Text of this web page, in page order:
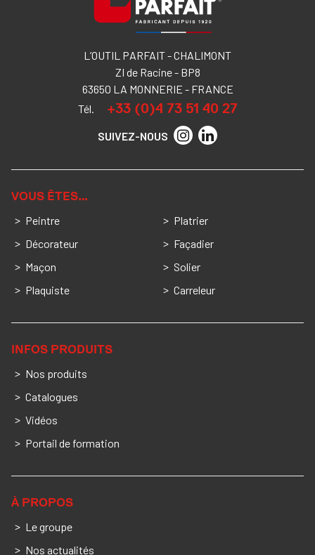
L’OUTIL PARFAIT - CHALIMONT
ZI de Racine - BP8
63650 LA MONNERIE - FRANCE
Tél.
+33 (0)4 73 51 40 27
SUIVEZ-NOUS
VOUS ÊTES…
Peintre
Décorateur
Maçon
Plaquiste
Platrier
Façadier
Solier
Carreleur
INFOS PRODUITS
Nos produits
Catalogues
Vidéos
Portail de formation
À PROPOS
Le groupe
Nos actualités